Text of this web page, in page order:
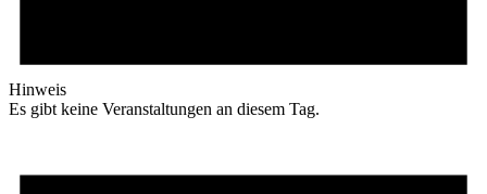
Hinweis
Es gibt keine Veranstaltungen an diesem Tag.